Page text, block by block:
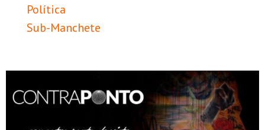
Política
Sub-Manchete